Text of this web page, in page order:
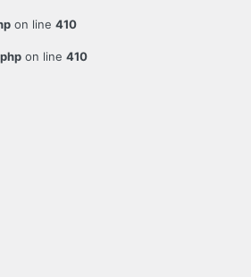
on line 410
on line 410